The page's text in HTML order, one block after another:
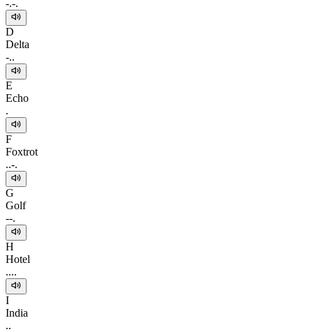
-.-.
D
Delta
-..
E
Echo
.
F
Foxtrot
..-.
G
Golf
--.
H
Hotel
....
I
India
..